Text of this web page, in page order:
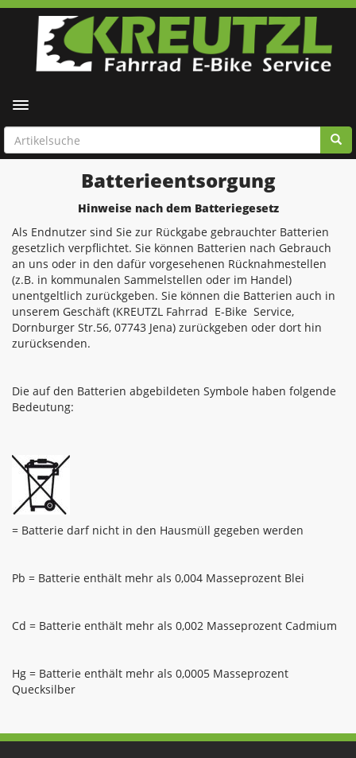
Toggle navigation
Batterieentsorgung
Hinweise nach dem Batteriegesetz
Als Endnutzer sind Sie zur Rückgabe gebrauchter Batterien
gesetzlich verpflichtet. Sie können Batterien nach Gebrauch
an uns oder in den dafür vorgesehenen Rücknahmestellen
(z.B. in kommunalen Sammelstellen oder im Handel)
unentgeltlich zurückgeben. Sie können die Batterien auch in
unserem Geschäft (KREUTZL Fahrrad E-Bike Service,
Dornburger Str.56, 07743 Jena) zurückgeben oder dort hin
zurücksenden.
Die auf den Batterien abgebildeten Symbole haben folgende
Bedeutung:
= Batterie darf nicht in den Hausmüll gegeben werden
Pb = Batterie enthält mehr als 0,004 Masseprozent Blei
Cd = Batterie enthält mehr als 0,002 Masseprozent Cadmium
Hg = Batterie enthält mehr als 0,0005 Masseprozent
Quecksilber